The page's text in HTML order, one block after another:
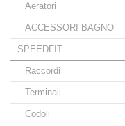
Aeratori
ACCESSORI BAGNO
SPEEDFIT
Raccordi
Terminali
Codoli